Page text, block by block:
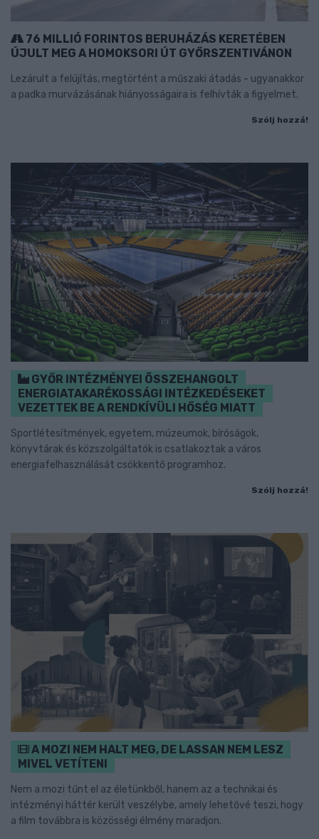
76 MILLIÓ FORINTOS BERUHÁZÁS KERETÉBEN
ÚJULT MEG A HOMOKSORI ÚT GYŐRSZENTIVÁNON
Lezárult a felújítás, megtörtént a műszaki átadás - ugyanakkor
a padka murvázásának hiányosságaira is felhívták a figyelmet.
Szólj hozzá!
GYŐR INTÉZMÉNYEI ÖSSZEHANGOLT
ENERGIATAKARÉKOSSÁGI INTÉZKEDÉSEKET
VEZETTEK BE A RENDKÍVÜLI HŐSÉG MIATT
Sportlétesítmények, egyetem, múzeumok, bíróságok,
könyvtárak és közszolgáltatók is csatlakoztak a város
energiafelhasználását csökkentő programhoz.
Szólj hozzá!
A MOZI NEM HALT MEG, DE LASSAN NEM LESZ
MIVEL VETÍTENI
Nem a mozi tűnt el az életünkből, hanem az a technikai és
intézményi háttér került veszélybe, amely lehetővé teszi, hogy
a film továbbra is közösségi élmény maradjon.